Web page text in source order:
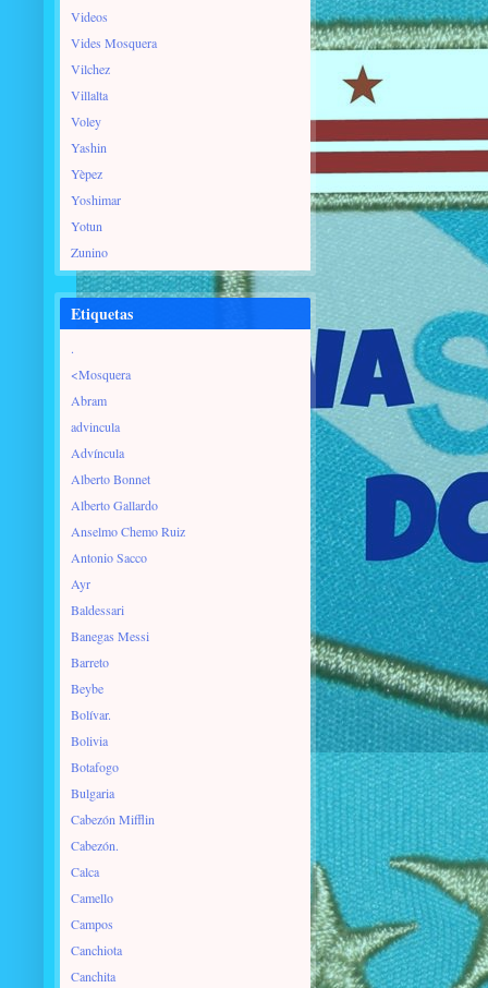
Videos
Vides Mosquera
Vilchez
Villalta
Voley
Yashin
Yèpez
Yoshimar
Yotun
Zunino
Etiquetas
.
<Mosquera
Abram
advincula
Advíncula
Alberto Bonnet
Alberto Gallardo
Anselmo Chemo Ruiz
Antonio Sacco
Ayr
Baldessari
Banegas Messi
Barreto
Beybe
Bolívar.
Bolivia
Botafogo
Bulgaria
Cabezón Mifflin
Cabezón.
Calca
Camello
Campos
Canchiota
Canchita